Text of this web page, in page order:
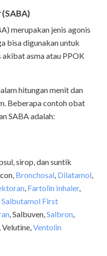
(SABA)
merupakan jenis agonis
bisa digunakan untuk
akibat asma atau PPOK
hitungan menit dan
Beberapa contoh obat
SABA adalah:
sirop, dan suntik
Bronchosal, Dilatamol,
, Fartolin Inhaler,
Salbutamol First
, Salbuven,Salbron,
, Velutine,Ventolin